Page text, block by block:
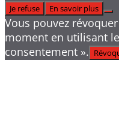
Je refuse
En savoir plus
Vous pouvez
moment en utilisant
consentement ».